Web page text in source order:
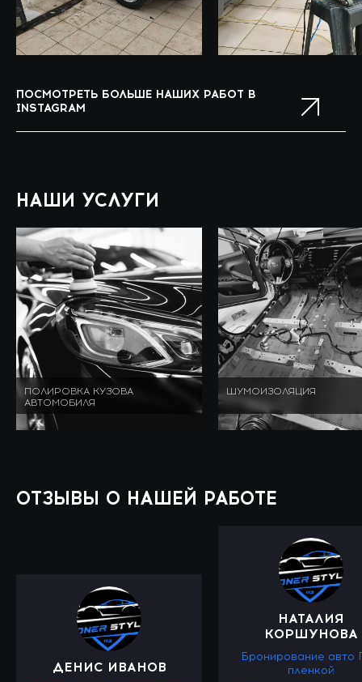
ПОСМОТРЕТЬ БОЛЬШЕ НАШИХ РАБОТ В
INSTAGRAM
НАШИ УСЛУГИ
ПОЛИРОВКА КУЗОВА
АВТОМОБИЛЯ
ШУМОИЗОЛЯЦИЯ
ОТЗЫВЫ О НАШЕЙ РАБОТЕ
ДЕНИС ИВАНОВ
НАТАЛИЯ
КОРШУНОВА
Бронирование авто
пленкой